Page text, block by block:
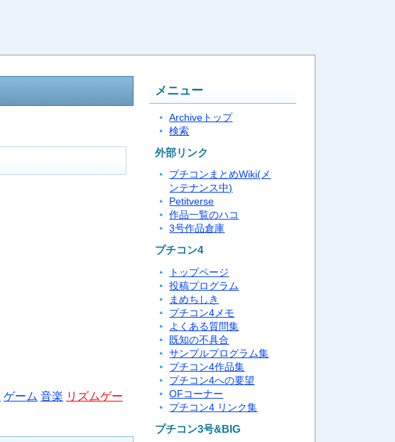
ゲーム 音楽 リズムゲー
メニュー
Archiveトップ
検索
外部リンク
プチコンまとめWiki(メ
ンテナンス中)
Petitverse
作品一覧のハコ
3号作品倉庫
プチコン4
トップページ
投稿プログラム
まめちしき
プチコン4メモ
よくある質問集
既知の不具合
サンプルプログラム集
プチコン4作品集
プチコン4への要望
OFコーナー
プチコン4 リンク集
プチコン3号&BIG